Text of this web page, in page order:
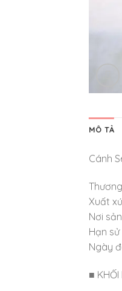
MÔ TẢ
Cánh
Xuất
Nơi
Hạn
Ngày
■ KHỐI